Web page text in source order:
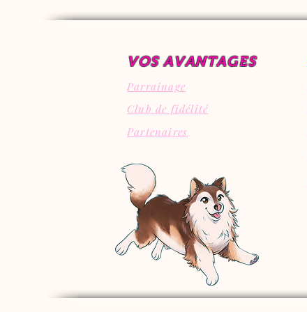
VOS AVANTAGES
Club de fidélité
Parrainage
Partenaires